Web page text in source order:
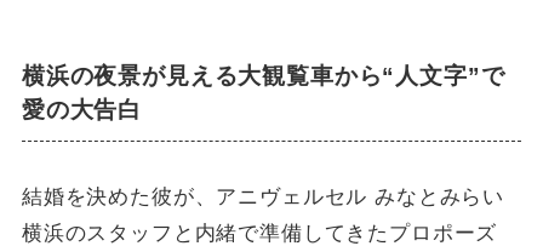
横浜の夜景が見える大観覧車から“人文字”で
愛の大告白
結婚を決めた彼が、アニヴェルセル みなとみらい
横浜のスタッフと内緒で準備してきたプロポーズ